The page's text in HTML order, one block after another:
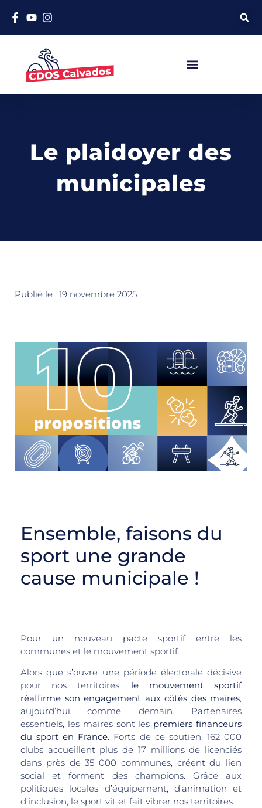
Le plaidoyer des
municipales
Publié le : 19 novembre 2025
Ensemble, faisons du
sport une grande
cause municipale !
Pour un nouveau pacte sportif entre les
communes et le mouvement sportif.
Alors que s’ouvre une période électorale décisive
pour nos territoires, le mouvement sportif
réaffirme son engagement aux côtés des maires,
aujourd’hui comme demain. Partenaires
essentiels, les maires sont les premiers financeurs
du sport en France. Forts de ce soutien, 162 000
clubs accueillent plus de 17 millions de licenciés
dans près de 35 000 communes, créent du lien
social et forment des champions. Grâce aux
politiques locales d’équipement, d’animation et
d’inclusion, le sport vit et fait vibrer nos territoires.